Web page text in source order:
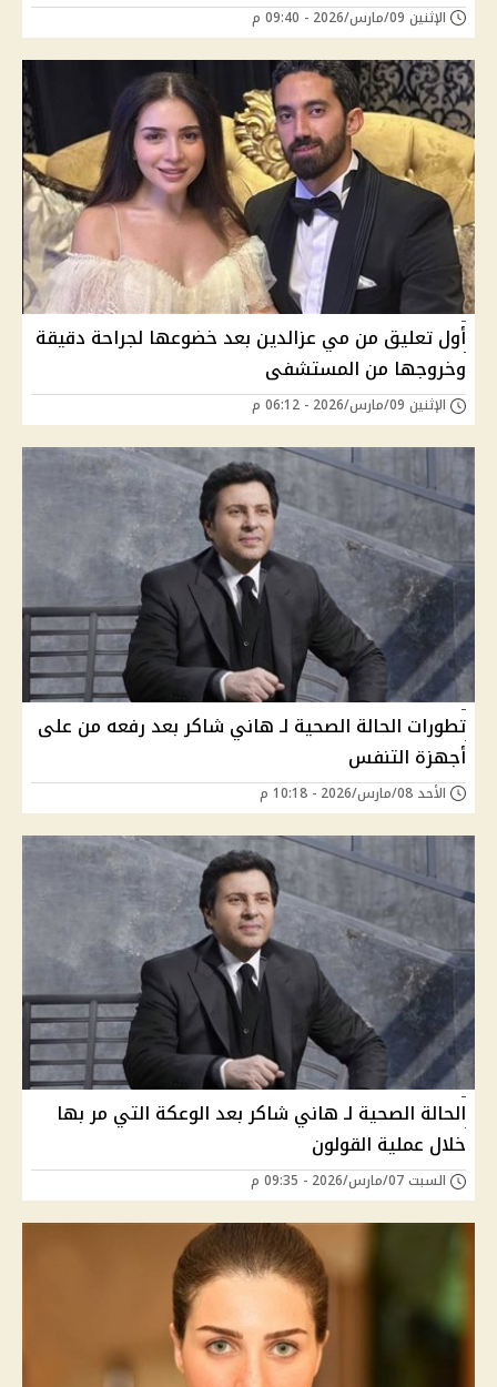
الإثنين 09/مارس/2026 - 09:40 م
أول تعليق من مي عزالدين بعد خضوعها لجراحة دقيقة
وخروجها من المستشفى
الإثنين 09/مارس/2026 - 06:12 م
تطورات الحالة الصحية لـ هاني شاكر بعد رفعه من على
أجهزة التنفس
الأحد 08/مارس/2026 - 10:18 م
الحالة الصحية لـ هاني شاكر بعد الوعكة التي مر بها
خلال عملية القولون
السبت 07/مارس/2026 - 09:35 م